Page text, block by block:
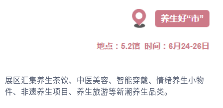
展区汇集养生茶饮、中医美容、智能穿戴、情绪养生小物
件、非遗养生项目、养生旅游等新潮养生品类。